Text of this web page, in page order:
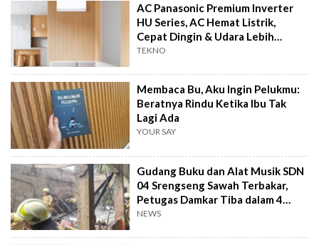
AC Panasonic Premium Inverter
HU Series, AC Hemat Listrik,
Cepat Dingin & Udara Lebih
Bersih
TEKNO
Membaca Bu, Aku Ingin Pelukmu:
Beratnya Rindu Ketika Ibu Tak
Lagi Ada
YOUR SAY
Gudang Buku dan Alat Musik SDN
04 Srengseng Sawah Terbakar,
Petugas Damkar Tiba dalam 4
Menit
NEWS